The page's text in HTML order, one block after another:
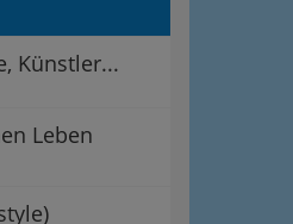
Künstler...
Leben